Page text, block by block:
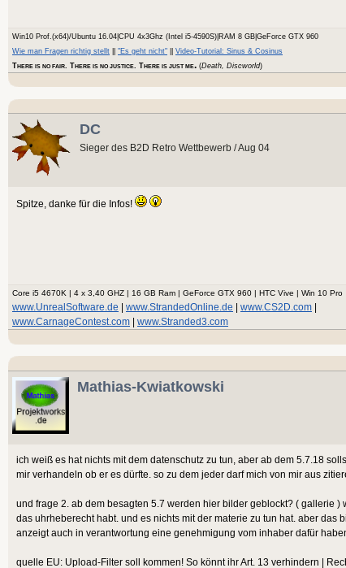
Win10 Prof.(x64)/Ubuntu 16.04|CPU 4x3Ghz (Intel i5-4590S)|RAM 8 GB|GeForce GTX 960
Wie man Fragen richtig stellt
"Es geht nicht"
Video-Tutorial: Sinus & Cosinus
THERE IS NO FAIR . THERE IS NO JUSTICE . THERE IS JUST ME. (Death, Discworld)
DC
Sieger des B2D Retro Wettbewerb / Aug 04
Spitze, danke für die Infos!
Core i5 4670K | 4 x 3,40 GHZ | 16 GB Ram | GeForce GTX 960 | HTC Vive | Win 10 Pro
www.UnrealSoftware.de www.StrandedOnline.de www.CS2D.com
www.CarnageContest.com
www.Stranded3.com
Mathias-Kwiatkowski
ich weiß es hat nichts mit dem datenschutz zu tun, aber ab dem 5.7.18
mir verhandeln ob er es dürfte. so zu dem jeder darf mich von mir aus
und frage 2. ab dem besagten 5.7 werden hier bilder geblockt? ( gallerie
das uhrheberecht habt. und es nichts mit der materie zu tun hat. aber
anzeigt auch in verantwortung eine genehmigung vom inhaber dafür
quelle EU: Upload-Filter soll kommen! So könnt ihr Art. 13 verhindern |